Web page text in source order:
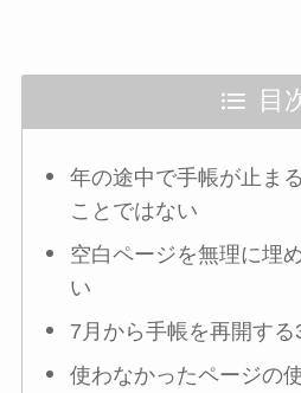
目
年の途中で手帳が止ま
ことではない
空白ページを無理に埋
い
7月から手帳を再開す
使わなかったページの